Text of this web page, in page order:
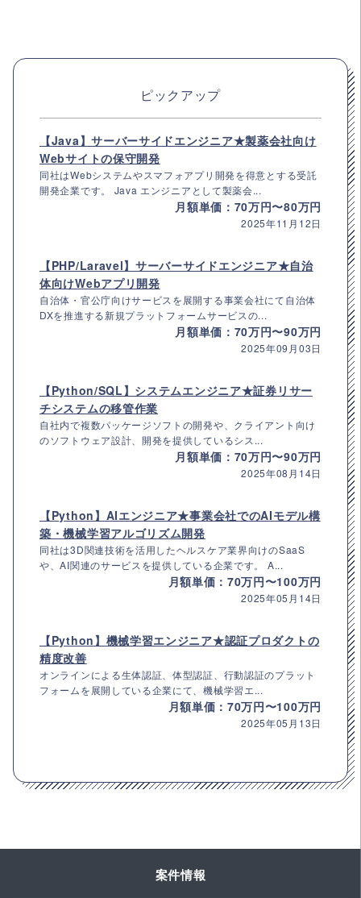
ピックアップ
【Java】サーバーサイドエンジニア★製薬会社向け
Webサイトの保守開発
同社はWebシステムやスマフォアプリ開発を得意とする受託
開発企業です。 Java エンジニアとして製薬会...
月額単価：70万円〜80万円
2025年11月12日
【PHP/Laravel】サーバーサイドエンジニア★自治
体向けWebアプリ開発
自治体・官公庁向けサービスを展開する事業会社にて自治体
DXを推進する新規プラットフォームサービスの...
月額単価：70万円〜90万円
2025年09月03日
【Python/SQL】システムエンジニア★証券リサー
チシステムの移管作業
自社内で複数パッケージソフトの開発や、クライアント向け
のソフトウェア設計、開発を提供しているシス...
月額単価：70万円〜90万円
2025年08月14日
【Python】AIエンジニア★事業会社でのAIモデル構
築・機械学習アルゴリズム開発
同社は3D関連技術を活用したヘルスケア業界向けのSaaS
や、AI関連のサービスを提供している企業です。 A...
月額単価：70万円〜100万円
2025年05月14日
【Python】機械学習エンジニア★認証プロダクトの
精度改善
オンラインによる生体認証、体型認証、行動認証のプラット
フォームを展開している企業にて、機械学習エ...
月額単価：70万円〜100万円
2025年05月13日
案件情報